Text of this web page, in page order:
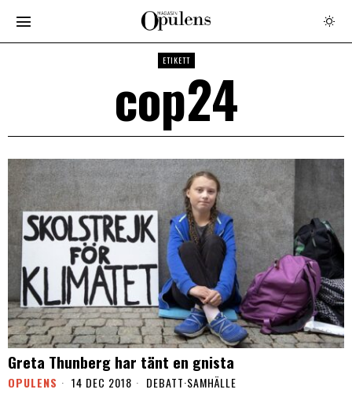
ETIKETT
cop24
Greta Thunberg har tänt en gnista
OPULENS 14 DEC 2018 DEBATT·SAMHÄLLE